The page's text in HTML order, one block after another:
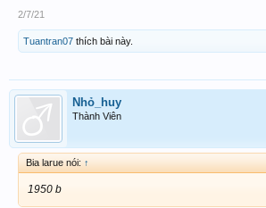
2/7/21
Tuantran07 thích bài này.
Nhỏ_huy
Thành Viên
Bia larue nói: ↑
1950 b